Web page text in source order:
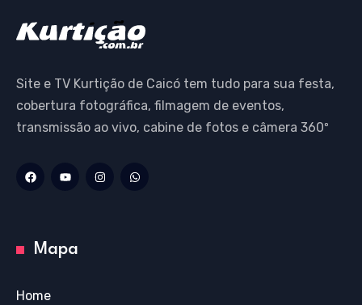
Site e TV Kurtição de Caicó tem tudo para sua festa,
cobertura fotográfica, filmagem de eventos,
transmissão ao vivo, cabine de fotos e câmera 360º
Mapa
Home